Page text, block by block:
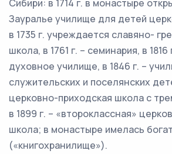
Сибири: в 1714 г. в монастыре
Зауралье училище для детей
в 1735 г. учреждается славяно-
школа, в 1761 г. – семинария, в
духовное училище, в 1846 г. –
служительских и поселянских
церковно-приходская школа с
в 1899 г. – «второклассная»
школа; в монастыре имелась
(«книгохранилище»).